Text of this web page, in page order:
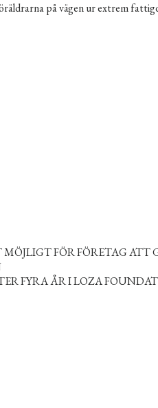
på vägen ur extrem
FÖR FÖRETAG ATT
FYRA ÅR I LOZA